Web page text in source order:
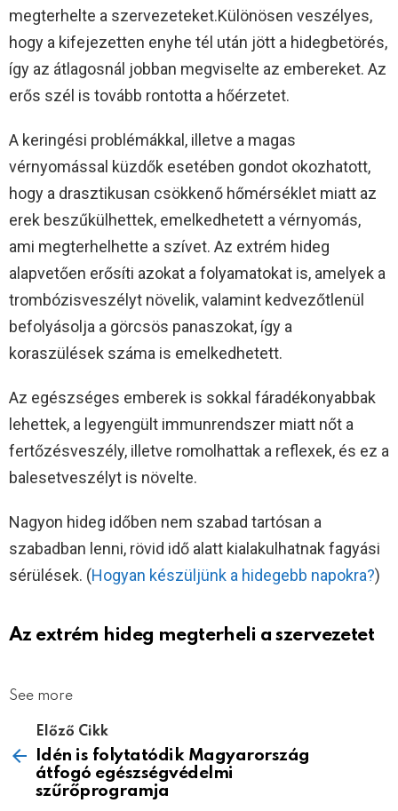
megterhelte a szervezeteket.Különösen veszélyes,
hogy a kifejezetten enyhe tél után jött a hidegbetörés,
így az átlagosnál jobban megviselte az embereket. Az
erős szél is tovább rontotta a hőérzetet.
A keringési problémákkal, illetve a magas
vérnyomással küzdők esetében gondot okozhatott,
hogy a drasztikusan csökkenő hőmérséklet miatt az
erek beszűkülhettek, emelkedhetett a vérnyomás,
ami megterhelhette a szívet. Az extrém hideg
alapvetően erősíti azokat a folyamatokat is, amelyek a
trombózisveszélyt növelik, valamint kedvezőtlenül
befolyásolja a görcsös panaszokat, így a
koraszülések száma is emelkedhetett.
Az egészséges emberek is sokkal fáradékonyabbak
lehettek, a legyengült immunrendszer miatt nőt a
fertőzésveszély, illetve romolhattak a reflexek, és ez a
balesetveszélyt is növelte.
Nagyon hideg időben nem szabad tartósan a
szabadban lenni, rövid idő alatt kialakulhatnak fagyási
sérülések. (Hogyan készüljünk a hidegebb napokra?)
Az extrém hideg megterheli a szervezetet
See more
Előző Cikk
Idén is folytatódik Magyarország
átfogó egészségvédelmi
szűrőprogramja